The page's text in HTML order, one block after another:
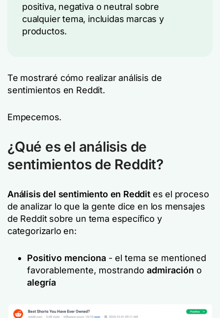
positiva, negativa o neutral sobre
cualquier tema, incluidas marcas y
productos.
Te mostraré cómo realizar análisis de
sentimientos en Reddit.
Empecemos.
¿Qué es el análisis de
sentimientos de Reddit?
Análisis del sentimiento en Reddites el proceso
de analizar lo que la gente dice en los mensajes
de Reddit sobre un tema específico y
categorizarlo en:
Positivo menciona - el tema se mentioned
favorablemente, mostrando admiración o
alegría